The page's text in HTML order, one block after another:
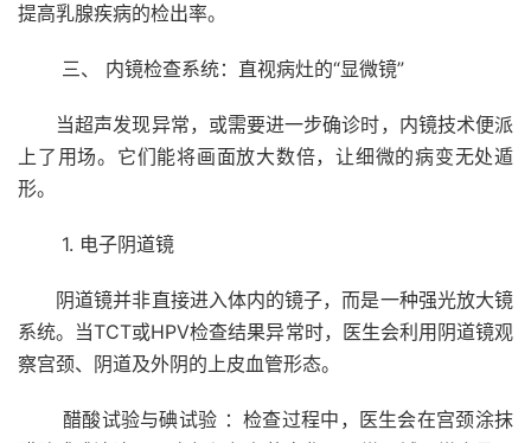
提高乳腺疾病的检出率。
三、 内镜检查系统：直视病灶的“显微镜”
当超声发现异常，或需要进一步确诊时，内镜技术便派
上了用场。它们能将画面放大数倍，让细微的病变无处遁
形。
1. 电子阴道镜
阴道镜并非直接进入体内的镜子，而是一种强光放大镜
系统。当TCT或HPV检查结果异常时，医生会利用阴道镜观
察宫颈、阴道及外阴的上皮血管形态。
醋酸试验与碘试验 ：检查过程中，医生会在宫颈涂抹